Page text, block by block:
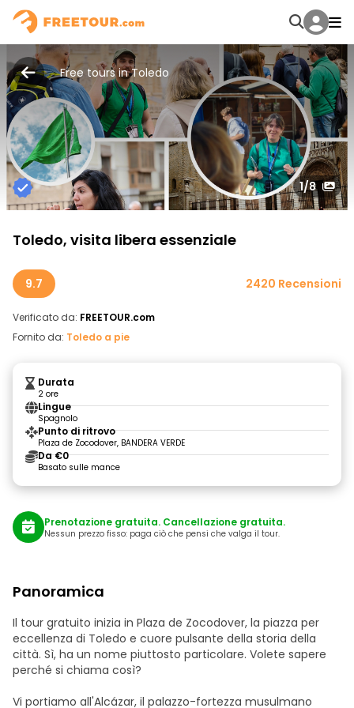
Free tours in Toledo
1/8
Toledo, visita libera essenziale
9.7 2420 Recensioni
Verificato da: FREETOUR.com
Fornito da: Toledo a pie
Durata
2 ore
Lingue
Spagnolo
Punto di ritrovo
Plaza de Zocodover, BANDERA VERDE
Da €0
Basato sulle mance
Prenotazione gratuita. Cancellazione gratuita.
Nessun prezzo fisso: paga ciò che pensi che valga il tour.
Panoramica
Il tour gratuito inizia in Plaza de Zocodover, la piazza per
eccellenza di Toledo e cuore pulsante della storia della
città. Sì, ha un nome piuttosto particolare. Volete sapere
perché si chiama così?
Vi portiamo all'Alcázar, il palazzo-fortezza musulmano